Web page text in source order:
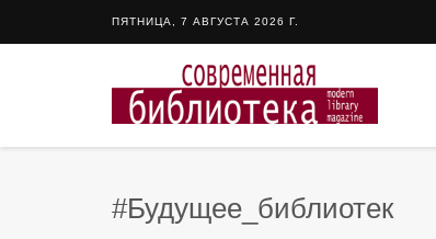
ПЯТНИЦА, 7 АВГУСТА 2026 Г.
#Будущее_библиотек